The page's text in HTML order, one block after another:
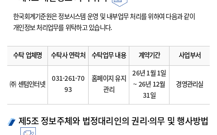
한국회계기준원은 정보시스템 운영 및 내부업무 처리를 위하여 다음과 같이
개인정보 처리업무를 위탁하고 있습니다.
수탁 업체명 수탁사 연락처 수탁업무 내용 계약기간 사업부서
㈜ 센텀인터넷
031-261-70
93
홈페이지 유지
관리
26년 1월 1일
~ 26년 12월
31일
경영관리실
제5조 정보주체와 법정대리인의 권리·의무 및 행사방법